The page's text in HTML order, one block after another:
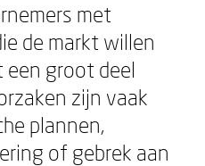
met
de markt willen
een groot deel
zijn vaak
plannen,
of gebrek aan